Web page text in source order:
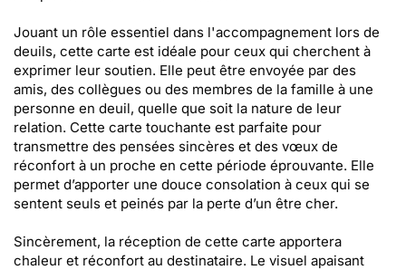
Jouant un rôle essentiel dans l'accompagnement lors de
deuils, cette carte est idéale pour ceux qui cherchent à
exprimer leur soutien. Elle peut être envoyée par des
amis, des collègues ou des membres de la famille à une
personne en deuil, quelle que soit la nature de leur
relation. Cette carte touchante est parfaite pour
transmettre des pensées sincères et des vœux de
réconfort à un proche en cette période éprouvante. Elle
permet d’apporter une douce consolation à ceux qui se
sentent seuls et peinés par la perte d’un être cher.
Sincèrement, la réception de cette carte apportera
chaleur et réconfort au destinataire. Le visuel apaisant